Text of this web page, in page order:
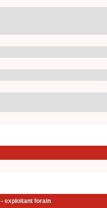
exploitant forain